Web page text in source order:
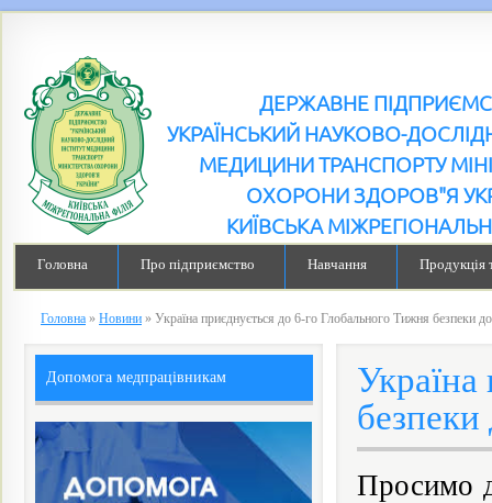
ДЕРЖАВНЕ
УКРАЇНСЬКИЙ НАУКОВО-
МЕДИЦИНИ ТРАНСПОРТУ
ОХОРОНИ ЗДОРОВ"Я
КИЇВСЬКА
Головна Про підприємство Навчання Продукція
Головна » Новини » Україна приєднується до 6-го Глобального Тижня безпеки
Просимо
Допомога медпрацівникам